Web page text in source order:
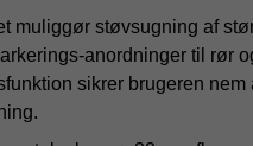
muliggør støvsugning af
anordninger til rør
sikrer brugeren nem